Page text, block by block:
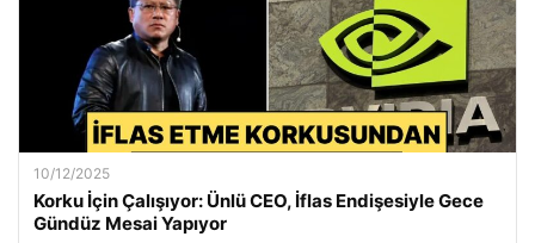
10/12/2025
Korku İçin Çalışıyor: Ünlü CEO, İflas Endişesiyle Gece
Gündüz Mesai Yapıyor